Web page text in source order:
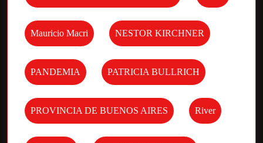
Mauricio Macri NESTOR KIRCHNER
PANDEMIA PATRICIA BULLRICH
PROVINCIA DE BUENOS AIRES River